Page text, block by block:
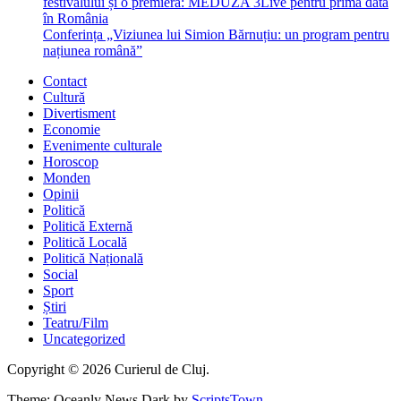
în România
Conferința „Viziunea lui Simion Bărnuțiu: un program pentru
națiunea română”
Contact
Cultură
Divertisment
Economie
Evenimente culturale
Horoscop
Monden
Opinii
Politică
Politică Externă
Politică Locală
Politică Națională
Social
Sport
Știri
Teatru/Film
Uncategorized
Copyright © 2026 Curierul de Cluj.